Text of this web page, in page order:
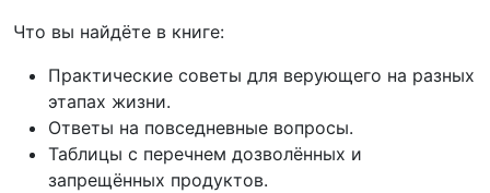
Что вы найдёте в книге:
Практические советы для верующего на разных
этапах жизни.
Ответы на повседневные вопросы.
Таблицы с перечнем дозволённых и
запрещённых продуктов.